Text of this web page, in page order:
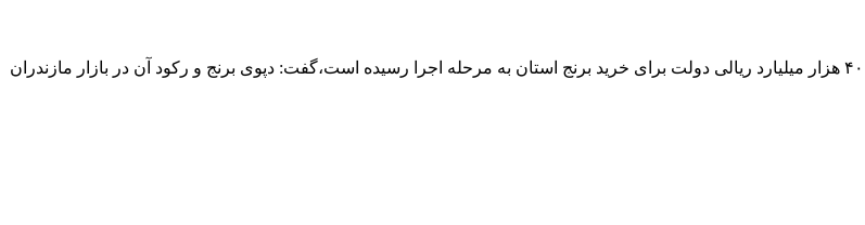
مدیرکل دفتر هماهنگی امور اقتصادی استانداری مازندران با بیان این که اعتبار ۴۰ هزار میلیارد ریالی دولت برای خرید برنج استان به مرحله اجرا رسیده است،گفت: دپوی برنج و رکود آن در بازار مازندران